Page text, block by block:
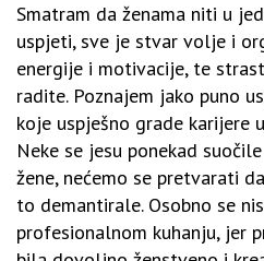
Smatram da ženama niti u
uspjeti, sve je stvar volje i
energije i motivacije, te
radite. Poznajem jako puno
koje uspješno grade karijere
Neke se jesu ponekad
žene, nećemo se pretvarati
to demantirale. Osobno se
profesionalnom kuhanju, jer